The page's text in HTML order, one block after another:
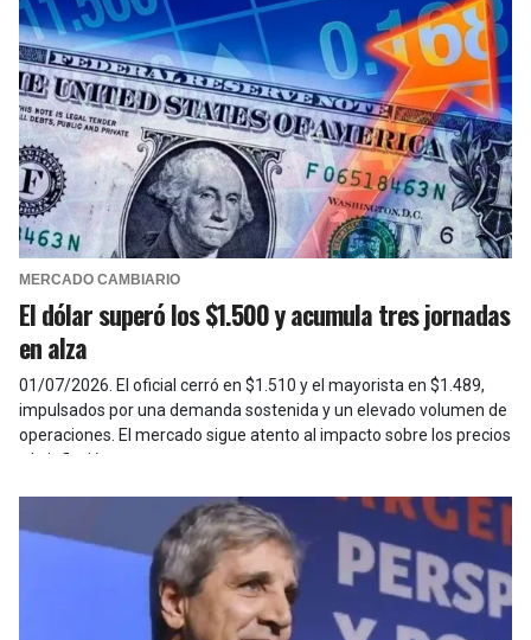
MERCADO CAMBIARIO
El dólar superó los $1.500 y acumula tres jornadas
en alza
01/07/2026 El oficial cerró en $1.510 y el mayorista en $1.489,
impulsados por una demanda sostenida y un elevado volumen de
operaciones. El mercado sigue atento al impacto sobre los precios
y la inflación.